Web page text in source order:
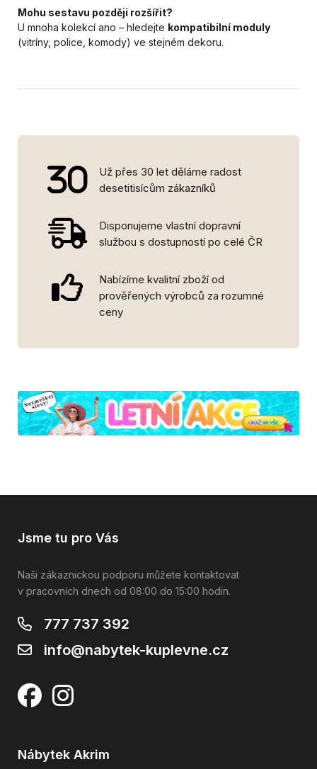
Mohu sestavu později rozšířit?
U mnoha kolekcí ano – hledejte kompatibilní moduly
(vitríny, police, komody) ve stejném dekoru.
Už přes 30 let děláme radost
desetitisícům zákazníků
Disponujeme vlastní dopravní
službou s dostupností po celé ČR
Nabízíme kvalitní zboží od
prověřených výrobců za rozumné
ceny
Jsme tu pro Vás
Naši zákaznickou podporu můžete kontaktovat
v pracovních dnech od 08:00 do 15:00 hodin.
777 737 392
info@nabytek-kuplevne.cz
Nábytek Akrim